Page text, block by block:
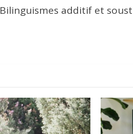
Bilinguismes additif et